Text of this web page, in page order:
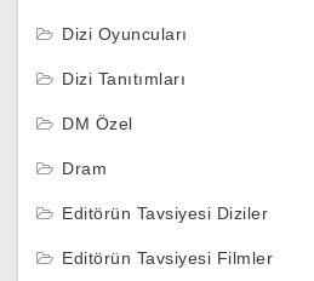
Dizi Oyuncuları
Dizi Tanıtımları
DM Özel
Dram
Editörün Tavsiyesi Diziler
Editörün Tavsiyesi Filmler